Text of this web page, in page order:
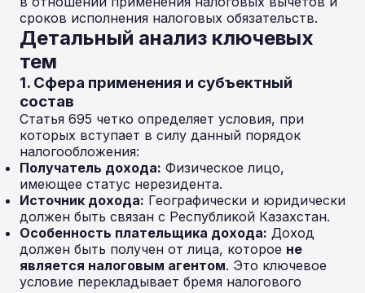
сроков исполнения налоговых обязательств.
Детальный анализ ключевых
тем
1. Сфера применения и субъектный
состав
Статья 695 четко определяет условия, при
которых вступает в силу данный порядок
налогообложения:
Получатель дохода: Физическое лицо,
имеющее статус нерезидента.
Источник дохода: Географически и юридически
должен быть связан с Республикой Казахстан.
Особенность плательщика дохода: Доход
должен быть получен от лица, которое не
является налоговым агентом. Это ключевое
условие перекладывает бремя налогового